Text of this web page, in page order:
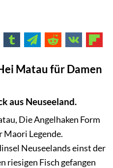
Matau für Damen
aus Neuseeland.
Die Angelhaken Form
Maori Legende.
Neuseelands einst der
riesigen Fisch gefangen